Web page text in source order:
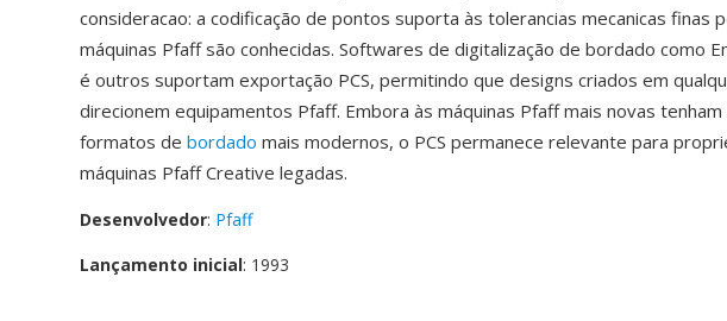
consideracao: a codificação de pontos suporta às tolerancias mecanicas finas
máquinas Pfaff são conhecidas. Softwares de digitalização de bordado como
é outros suportam exportação PCS, permitindo que designs criados em
direcionem equipamentos Pfaff. Embora às máquinas Pfaff mais novas
formatos de bordado mais modernos, o PCS permanece relevante para
máquinas Pfaff Creative legadas.
Desenvolvedor: Pfaff
Lançamento inicial: 1993